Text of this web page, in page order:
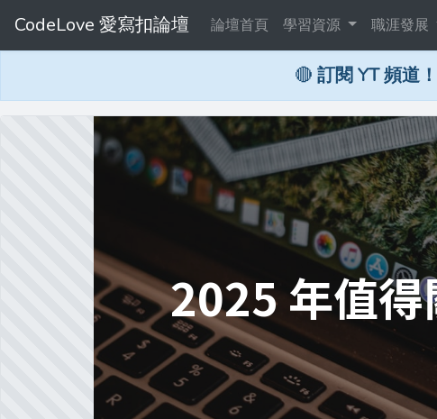
CodeLove 愛寫扣論壇 論壇首頁 學習資源 職涯發展
🔴 訂閱 YT 頻道！